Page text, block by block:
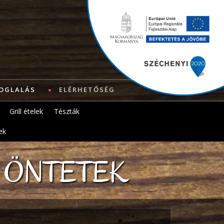
ELÉRHETŐSÉG
Grill ételek Tészták